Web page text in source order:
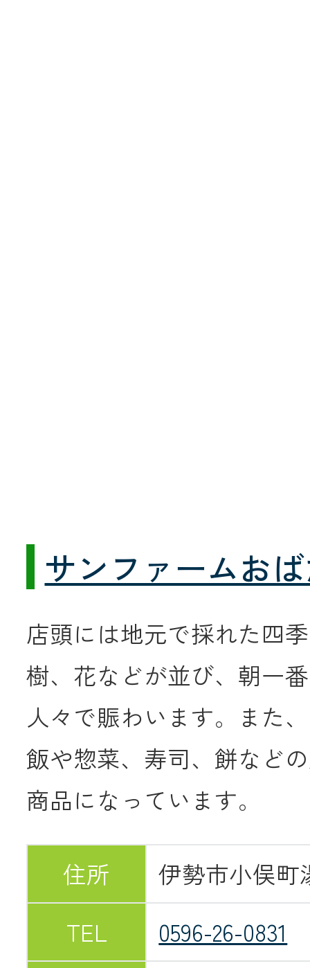
サンファームお
店頭には地元で採れた四
樹、花などが並び、朝一
人々で賑わいます。また
飯や惣菜、寿司、餅など
商品になっています。
住所
伊勢市小俣町
TEL
0596-26-0831